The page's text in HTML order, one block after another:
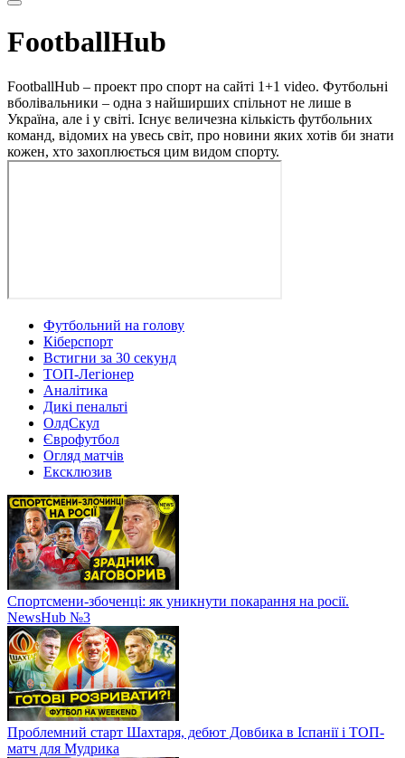
FootballHub
FootballHub – проект про спорт на сайті 1+1 video. Футбольні
вболівальники – одна з найширших спільнот не лише в
Україна, але і у світі. Існує величезна кількість футбольних
команд, відомих на увесь світ, про новини яких хотів би знати
кожен, хто захоплюється цим видом спорту.
Футбольний на голову
Кіберспорт
Встигни за 30 секунд
ТОП-Легіонер
Аналітика
Дикі пенальті
ОлдСкул
Єврофутбол
Огляд матчів
Ексклюзив
Спортсмени-збоченці: як уникнути покарання на росії.
NewsHub №3
Проблемний старт Шахтаря, дебют Довбика в Іспанії і ТОП-
матч для Мудрика